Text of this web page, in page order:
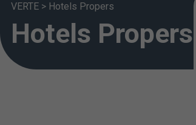
VERTE > Hotels Propers
Hotels Propers